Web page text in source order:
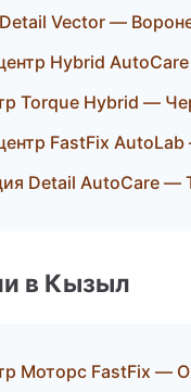
Detail Vector —
Hybrid
Torque Hybrid —
FastFix
Detail AutoCare —
в Кызыл
Моторс FastFix —